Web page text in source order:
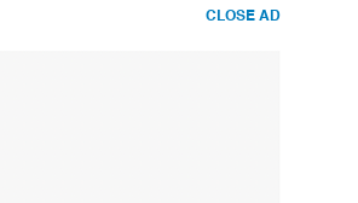
CLOSE AD